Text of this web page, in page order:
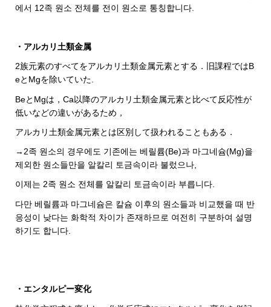
에서 12족 원소 전체를 전이 원소로 통칭합니다.
・アルカリ土類金属
2族元素のすべてをアルカリ土類金属元素とする．旧課程ではB
eとMgを除いていた.
BeとMgは，Ca以降のアルカリ土類金属元素と比べて反応性が
低いなどの違いがあるため，
アルカリ土類金属元素とは区別して扱われることもある．
→2족 원소의 경우에도 기존에는 베릴륨(Be)과 마그네슘(Mg)을
제외한 원소들만을 알칼리 토금속이라 불렀으나,
이제는 2족 원소 전체를 알칼리 토금속이라 부릅니다.
다만 베릴륨과 마그네슘은 칼슘 이후의 원소들과 비교했을 때 반
응성이 낮다는 화학적 차이가 존재하므로 여전히 구분하여 설명
하기도 합니다.
・エンタルピー変化